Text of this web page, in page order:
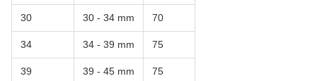
30 30 - 34 mm 70
34 34 - 39 mm 75
39 39 - 45 mm 75